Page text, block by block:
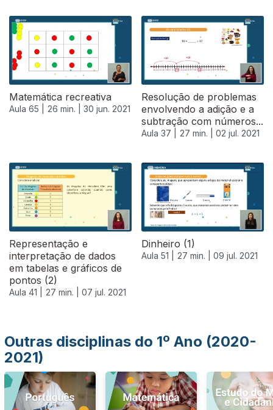
Matemática recreativa
Aula 65 | 26 min. | 30 jun. 2021
Resolução de problemas
envolvendo a adição e a
subtração com números...
Aula 37 | 27 min. | 02 jul. 2021
Representação e
interpretação de dados
em tabelas e gráficos de
pontos (2)
Aula 41 | 27 min. | 07 jul. 2021
Dinheiro (1)
Aula 51 | 27 min. | 09 jul. 2021
556889
Outras disciplinas do 1º Ano (2020-
2021)